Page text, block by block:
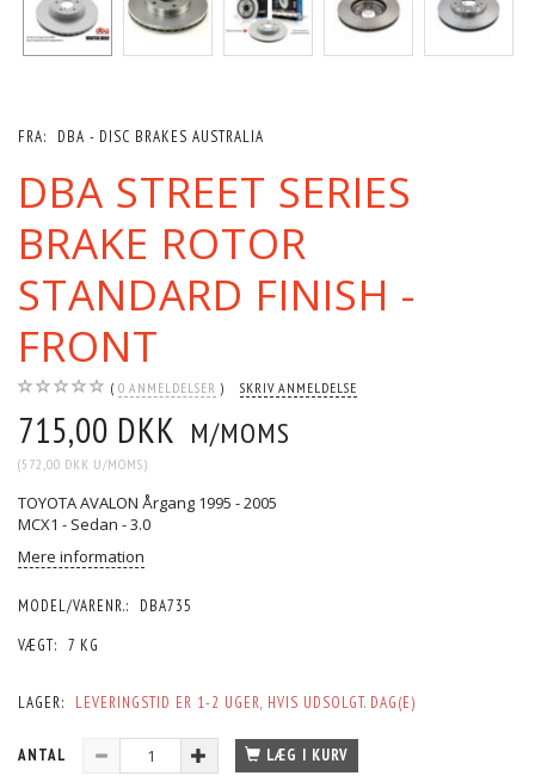
FRA: DBA - DISC BRAKES AUSTRALIA
DBA STREET SERIES
BRAKE ROTOR
STANDARD FINISH -
FRONT
0 ANMELDELSER SKRIV ANMELDELSE
715,00 DKK M/MOMS
(572,00 DKK U/MOMS)
TOYOTA AVALON Årgang 1995 - 2005
MCX1 - Sedan - 3.0
Mere information
MODEL/VARENR.:
DBA735
VÆGT: 7 KG
LAGER: LEVERINGSTID ER 1-2 UGER, HVIS UDSOLGT. DAG(E)
ANTAL LÆG I KURV